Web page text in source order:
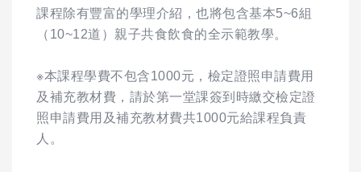
課程除有豐富的學理介紹，也將包含基本5~6組
（10~12道）親子共食飲食的全示範教學。
※本課程學費不包含1000元，檢定證照申請費用
及補充教材費，請於第一堂課簽到時繳交檢定證
照申請費用及補充教材費共1000元給課程負責
人。